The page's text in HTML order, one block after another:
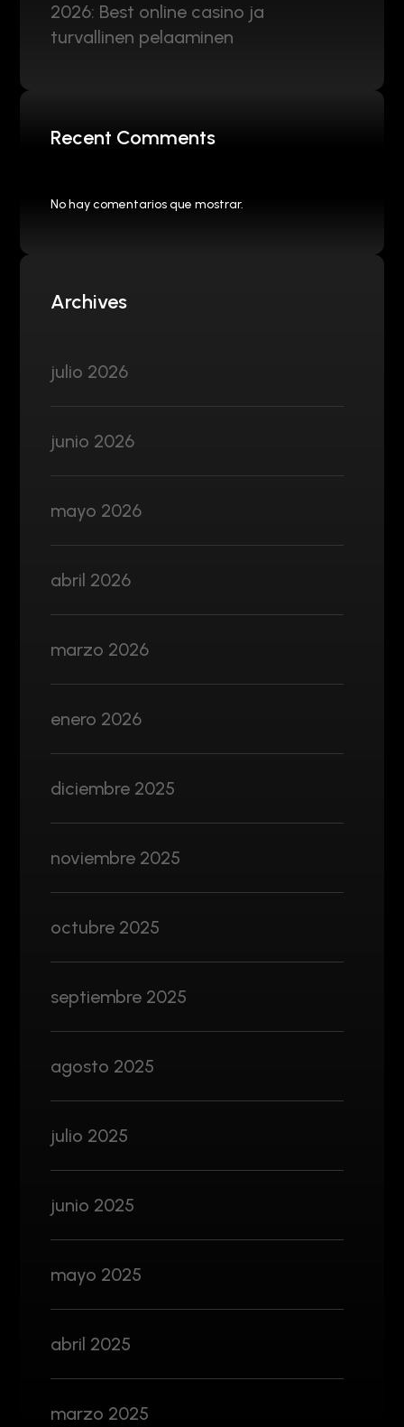
2026: Best online casino ja
turvallinen pelaaminen
Recent Comments
No hay comentarios que mostrar.
Archives
julio 2026
junio 2026
mayo 2026
abril 2026
marzo 2026
enero 2026
diciembre 2025
noviembre 2025
octubre 2025
septiembre 2025
agosto 2025
julio 2025
junio 2025
mayo 2025
abril 2025
marzo 2025